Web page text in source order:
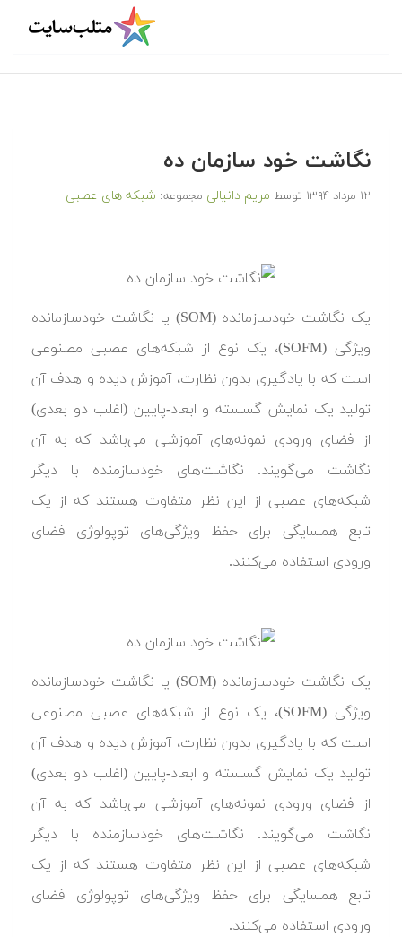
نگاشت خود سازمان ده
۱۲ مرداد ۱۳۹۴ توسط مریم دانیالی مجموعه: شبکه های عصبی
یک نگاشت خودسازمانده (SOM) یا نگاشت خودسازمانده
ویژگی (SOFM)، یک نوع از شبکه‌های عصبی مصنوعی
است که با یادگیری بدون نظارت، آموزش دیده و هدف آن
تولید یک نمایش گسسته و ابعاد-پایین (اغلب دو بعدی)
از فضای ورودی نمونه‌های آموزشی می‌باشد که به آن
نگاشت می‌گویند. نگاشت‌های خودسازمنده با دیگر
شبکه‌های عصبی از این نظر متفاوت هستند که از یک
تابع همسایگی برای حفظ ویژگی‌های توپولوژی فضای
ورودی استفاده می‌کنند.
یک نگاشت خودسازمانده (SOM) یا نگاشت خودسازمانده
ویژگی (SOFM)، یک نوع از شبکه‌های عصبی مصنوعی
است که با یادگیری بدون نظارت، آموزش دیده و هدف آن
تولید یک نمایش گسسته و ابعاد-پایین (اغلب دو بعدی)
از فضای ورودی نمونه‌های آموزشی می‌باشد که به آن
نگاشت می‌گویند. نگاشت‌های خودسازمنده با دیگر
شبکه‌های عصبی از این نظر متفاوت هستند که از یک
تابع همسایگی برای حفظ ویژگی‌های توپولوژی فضای
ورودی استفاده می‌کنند.